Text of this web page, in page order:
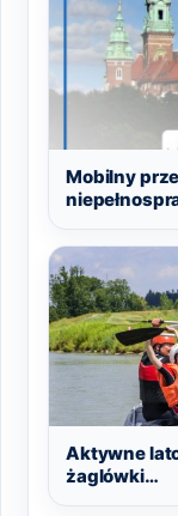
Mobilny
Aktywne
żaglówki…